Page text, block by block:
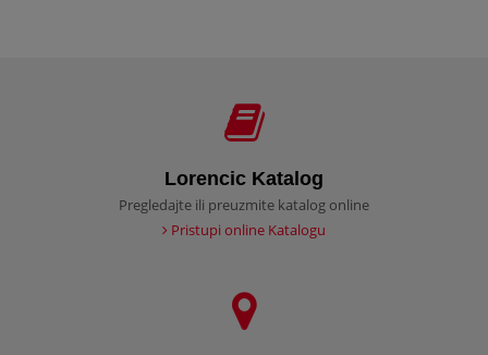
Lorencic Katalog
Pregledajte ili preuzmite katalog online
Pristupi online Katalogu